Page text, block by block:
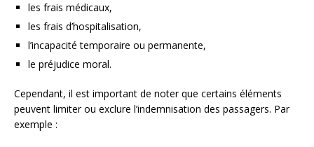
les frais médicaux,
les frais d’hospitalisation,
l’incapacité temporaire ou permanente,
le préjudice moral.
Cependant, il est important de noter que certains éléments
peuvent limiter ou exclure l’indemnisation des passagers. Par
exemple :